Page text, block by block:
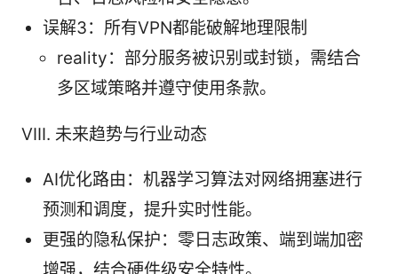
误解3：所有VPN都能破解地理限制
reality：部分服务被识别或封锁，需结合
多区域策略并遵守使用条款。
VIII. 未来趋势与行业动态
AI优化路由：机器学习算法对网络拥塞进行
预测和调度，提升实时性能。
更强的隐私保护：零日志政策、端到端加密